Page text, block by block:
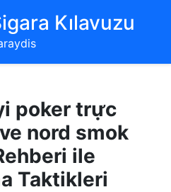
Kılavuzu‌
poker trực
nord smok
ile
Taktikleri